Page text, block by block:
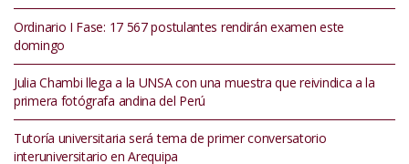
Ordinario I Fase: 17 567 postulantes rendirán examen este
domingo
Julia Chambi llega a la UNSA con una muestra que reivindica a la
primera fotógrafa andina del Perú
Tutoría universitaria será tema de primer conversatorio
interuniversitario en Arequipa